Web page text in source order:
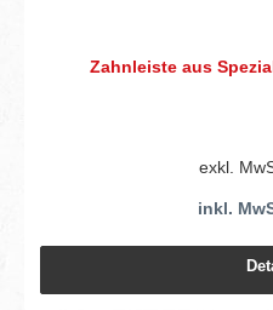
Zahnleiste aus
exkl.
inkl.